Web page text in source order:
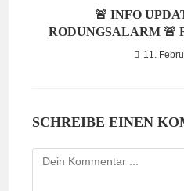
🚨 INFO
RODUNGSALARM 🚨
11.
SCHREIBE EINEN
Kommentieren